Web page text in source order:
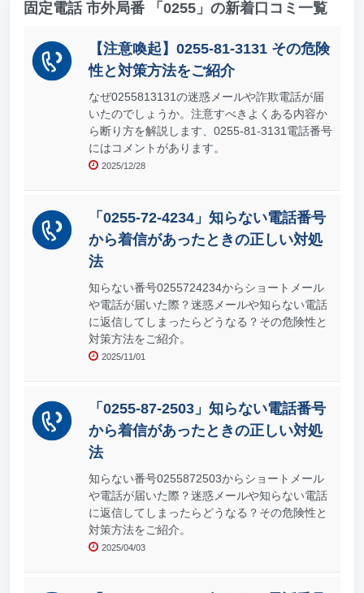
固定電話 市外局番 「0255」の新着口コミ一覧
【注意喚起】0255-81-3131 その危険
性と対策方法をご紹介
なぜ0255813131の迷惑メールや詐欺電話が届
いたのでしょうか。注意すべきよくある内容か
ら断り方を解説します、0255-81-3131電話番号
にはコメントがあります。
2025/12/28
「0255-72-4234」知らない電話番号
から着信があったときの正しい対処
法
知らない番号0255724234からショートメール
や電話が届いた際？迷惑メールや知らない電話
に返信してしまったらどうなる？その危険性と
対策方法をご紹介。
2025/11/01
「0255-87-2503」知らない電話番号
から着信があったときの正しい対処
法
知らない番号0255872503からショートメール
や電話が届いた際？迷惑メールや知らない電話
に返信してしまったらどうなる？その危険性と
対策方法をご紹介。
2025/04/03